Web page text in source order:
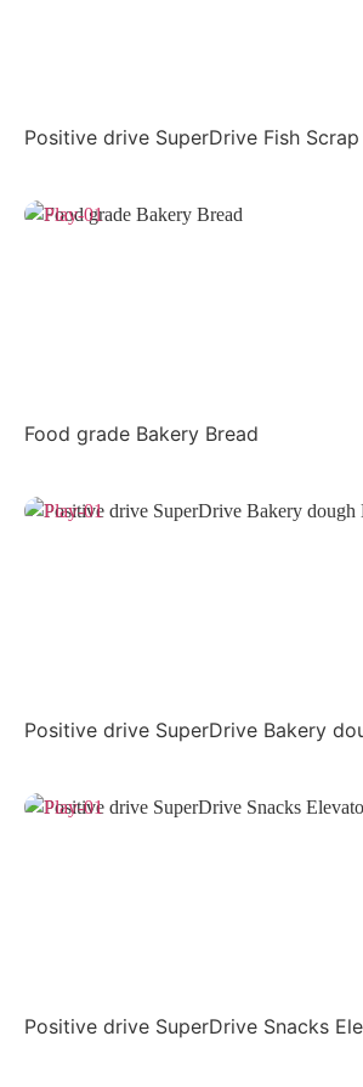
Positive drive SuperDrive Fish
Food grade Bakery Bread
Positive drive SuperDrive Bakery
Positive drive SuperDrive Snacks